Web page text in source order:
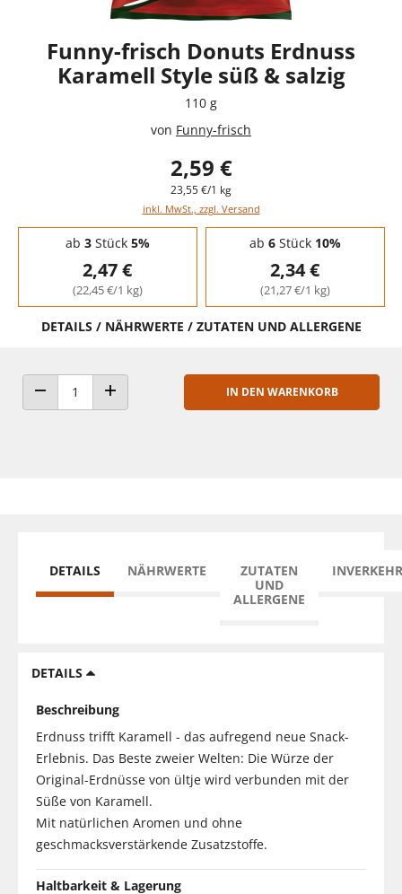
Funny-frisch Donuts Erdnuss
Karamell Style süß & salzig
110 g
von Funny-frisch
2,59 €
23,55 €/1 kg
inkl. MwSt., zzgl. Versand
Staffelpreise - Mengenrabatt
ab 3Stück 5%
2,47 €
(22,45 €/1 kg)
ab 6Stück 10%
2,34 €
(21,27 €/1 kg)
DETAILS / NÄHRWERTE / ZUTATEN UND ALLERGENE
ANZAHL VERRINGERNANZAHL ERHÖHEN
IN DEN WARENKORB
DETAILS NÄHRWERTE
ZUTATEN
UND
ALLERGENE
DETAILS
Beschreibung
Erdnuss trifft Karamell - das aufregend neue Snack-
Erlebnis. Das Beste zweier Welten: Die Würze der
Original-Erdnüsse von ültje wird verbunden mit der
Süße von Karamell.
Mit natürlichen Aromen und ohne
geschmacksverstärkende Zusatzstoffe.
Haltbarkeit & Lagerung